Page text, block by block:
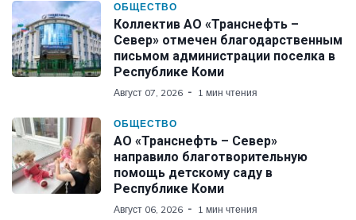
ОБЩЕСТВО
Коллектив АО «Транснефть –
Север» отмечен благодарственным
письмом администрации поселка в
Республике Коми
Август 07, 2026 1 мин чтения
ОБЩЕСТВО
АО «Транснефть – Север»
направило благотворительную
помощь детскому саду в
Республике Коми
Август 06, 2026 1 мин чтения